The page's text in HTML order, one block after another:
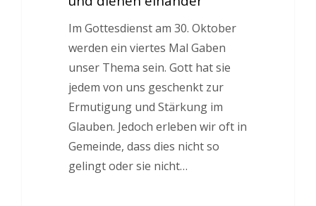
Im Gottesdienst am 30. Oktober
werden ein viertes Mal Gaben
unser Thema sein. Gott hat sie
jedem von uns geschenkt zur
Ermutigung und Stärkung im
Glauben. Jedoch erleben wir oft in
Gemeinde, dass dies nicht so
gelingt oder sie nicht…